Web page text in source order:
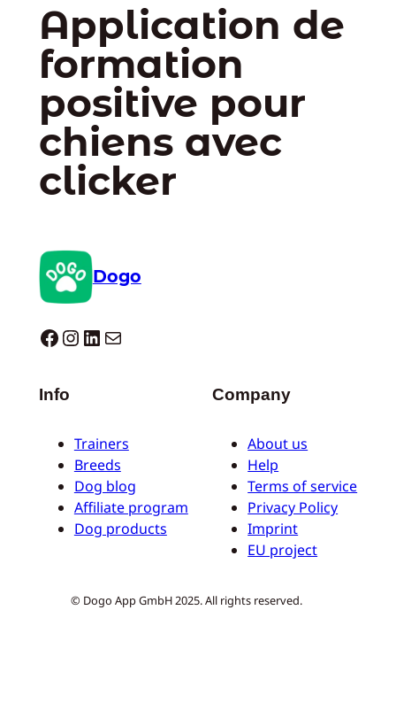
Application de
formation
positive pour
chiens avec
clicker
Dogo
Dogo facebook InstagramLinkedIn E-mail
Info
Trainers
Breeds
Dog blog
Affiliate program
Dog products
Company
About us
Help
Terms of service
Privacy Policy
Imprint
EU project
© Dogo App GmbH 2025. All rights reserved.